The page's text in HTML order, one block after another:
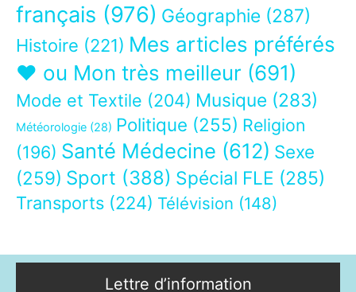
français (976) Géographie (287)
Histoire (221) Mes articles préférés
❤ ou Mon très meilleur (691)
Mode et Textile (204) Musique (283)
Météorologie (28) Politique (255) Religion
(196) Santé Médecine (612) Sexe
(259) Sport (388) Spécial FLE (285)
Transports (224) Télévision (148)
Lettre d’information